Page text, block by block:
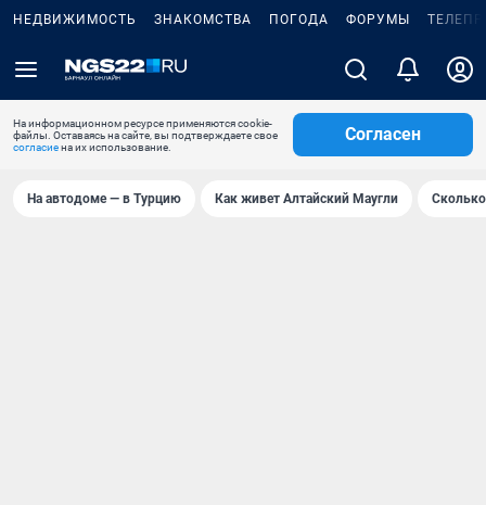
НЕДВИЖИМОСТЬ ЗНАКОМСТВА ПОГОДА ФОРУМЫ
На информационном ресурсе применяются cookie-
файлы. Оставаясь на сайте, вы подтверждаете свое
согласиена их использование.
Согласен
На автодоме — в Турцию Как живет Алтайский Маугли